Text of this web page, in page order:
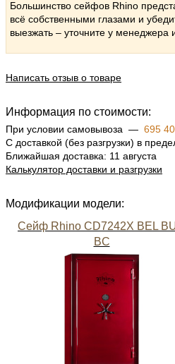
Большинство сейфов Rhino
всё собственными глазами и
выезжать – уточните у
Написать отзыв о товаре
Информация по стоимости:
При условии самовывоза — 695
С доставкой (без разгрузки) в
Ближайшая доставка: 11 августа
Калькулятор доставки и разгрузки
Модификации модели:
Сейф Rhino CD7242X BEL
BC